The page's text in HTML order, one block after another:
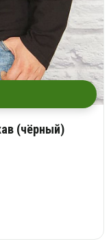
(чёрный)